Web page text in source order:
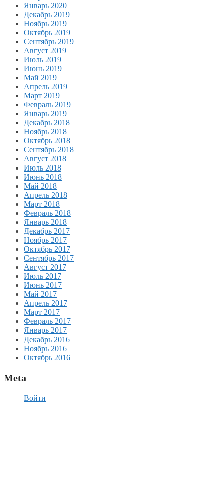
Январь 2020
Декабрь 2019
Ноябрь 2019
Октябрь 2019
Сентябрь 2019
Август 2019
Июль 2019
Июнь 2019
Май 2019
Апрель 2019
Март 2019
Февраль 2019
Январь 2019
Декабрь 2018
Ноябрь 2018
Октябрь 2018
Сентябрь 2018
Август 2018
Июль 2018
Июнь 2018
Май 2018
Апрель 2018
Март 2018
Февраль 2018
Январь 2018
Декабрь 2017
Ноябрь 2017
Октябрь 2017
Сентябрь 2017
Август 2017
Июль 2017
Июнь 2017
Май 2017
Апрель 2017
Март 2017
Февраль 2017
Январь 2017
Декабрь 2016
Ноябрь 2016
Октябрь 2016
Meta
Войти